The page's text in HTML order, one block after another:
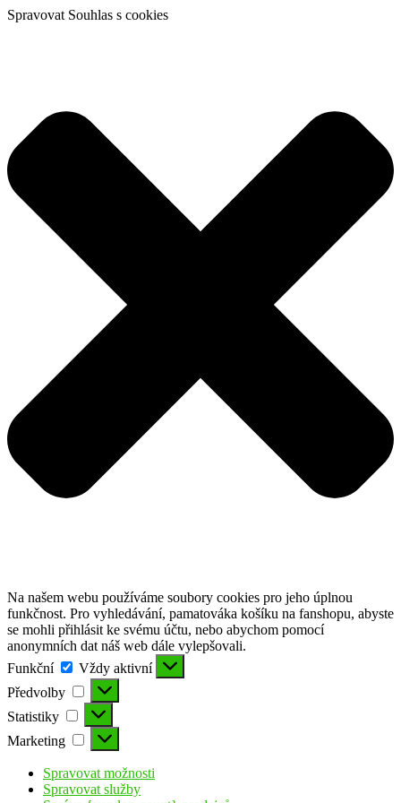
Spravovat Souhlas s cookies
Na našem webu používáme soubory cookies pro jeho úplnou
funkčnost. Pro vyhledávání, pamatováka košíku na fanshopu, abyste
se mohli přihlásit ke svému účtu, nebo abychom pomocí
anonymních dat náš web dále vylepšovali.
Funkční
Funkční
Vždy aktivní
Předvolby
Předvolby
Statistiky Statistiky
Marketing Marketing
Spravovat možnosti
Spravovat služby